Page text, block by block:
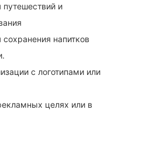
и
напитков
с логотипами или
целях или в